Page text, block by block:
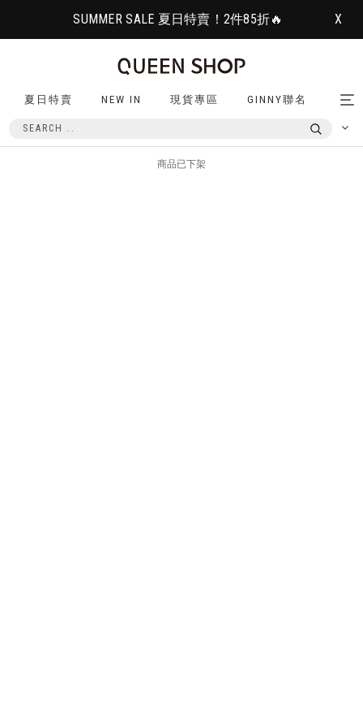
SUMMER SALE 夏日特賣！2件85折🔥 X
夏日特賣 NEW IN 現貨專區 GINNY聯名
商品已下架